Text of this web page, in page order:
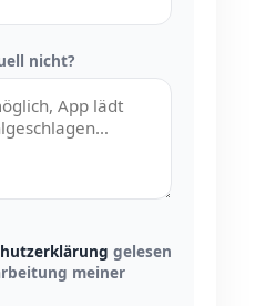
nicht?
gelesen
meiner